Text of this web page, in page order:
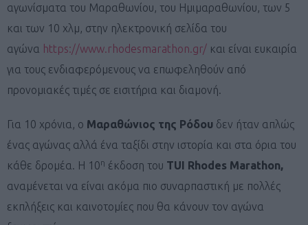
αγωνίσματα του Μαραθωνίου, του Ημιμαραθωνίου, των 5
και των 10 χλμ, στην ηλεκτρονική σελίδα του
αγώνα https://www.rhodesmarathon.gr/ και είναι ευκαιρία
για τους ενδιαφερόμενους να επωφεληθούν από
προνομιακές τιμές σε εισιτήρια και διαμονή.
Για 10 χρόνια, ο Μαραθώνιος της Ρόδου δεν ήταν απλώς
ένας αγώνας αλλά ένα ταξίδι στην ιστορία και στα όρια του
κάθε δρομέα. Η 10η έκδοση του TUI Rhodes Marathon,
αναμένεται να είναι ακόμα πιο συναρπαστική με πολλές
εκπλήξεις και καινοτομίες που θα κάνουν τον αγώνα